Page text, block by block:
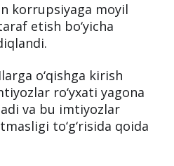
korrupsiyaga moyil
etish bo‘yicha
o‘qishga kirish
ro‘yxati yagona
va bu imtiyozlar
to‘g‘risida qoida